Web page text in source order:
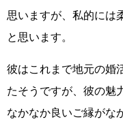
思いますが、私的には
と思います。
彼はこれまで地元の婚
たそうですが、彼の魅
なかなか良いご縁がな